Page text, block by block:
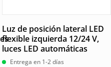
Luz de posición lateral LED
flexible izquierda 12/24 V,
luces LED automáticas
Entrega en 1-2 días